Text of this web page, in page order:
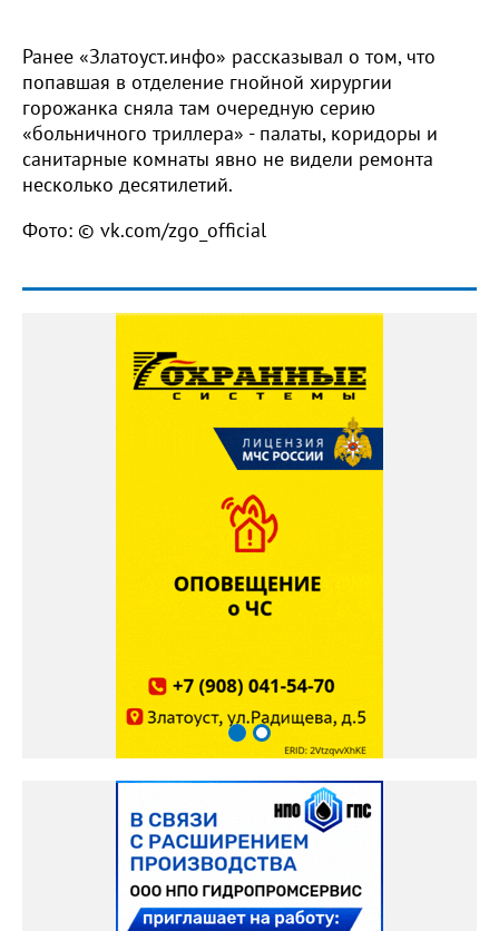
Ранее «Златоуст.инфо» рассказывал о том, что
попавшая в отделение гнойной хирургии
горожанка сняла там очередную серию
«больничного триллера» - палаты, коридоры и
санитарные комнаты явно не видели ремонта
несколько десятилетий.
Фото: © vk.com/zgo_official